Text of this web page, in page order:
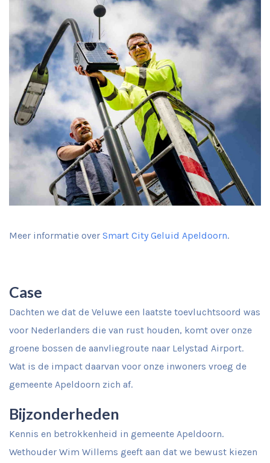
Meer informatie over Smart City Geluid Apeldoorn.
Case
Dachten we dat de Veluwe een laatste toevluchtsoord was
voor Nederlanders die van rust houden, komt over onze
groene bossen de aanvliegroute naar Lelystad Airport.
Wat is de impact daarvan voor onze inwoners vroeg de
gemeente Apeldoorn zich af.
Bijzonderheden
Kennis en betrokkenheid in gemeente Apeldoorn.
Wethouder Wim Willems geeft aan dat we bewust kiezen